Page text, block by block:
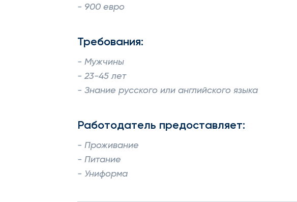
- 900 евро
Требования:
- Мужчины
- 23-45 лет
- Знание русского или английского языка
Работодатель предоставляет:
- Проживание
- Питание
- Униформа